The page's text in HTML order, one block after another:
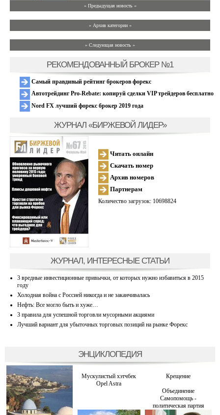
« Предыдущая новость «
» Архив категории «
» Следующая новость »
РЕКОМЕНДОВАННЫЙ БРОКЕР №1
Самый правдивый рейтинг брокеров форекс
Автотрейдинг Pro-Rebate: копируй сделки VIP трейдеров бесплатно
Nord FX лучший форекс брокер 2019 года
ЖУРНАЛ «БИРЖЕВОЙ ЛИДЕР»
Читать онлайн
Скачать номер
Архив номеров
Партнерам
Количество загрузок: 10698824
ЖУРНАЛ, ИНТЕРЕСНЫЕ СТАТЬИ
3 вредные инвестиционные привычки, от которых нужно избавиться в 2015
году
Холодная война с Россией никогда и не заканчивалась
Нефть: Все могло быть и хуже…
3 правила для успешной торговли мусорными акциями
Лучший вариант для убыточных торговых позиций на рынке Форекс
ЭНЦИКЛОПЕДИЯ
Мускулистый хэтчбек
Opel Astra
Крещение
Объединение
Самопомощь -
политическая партия